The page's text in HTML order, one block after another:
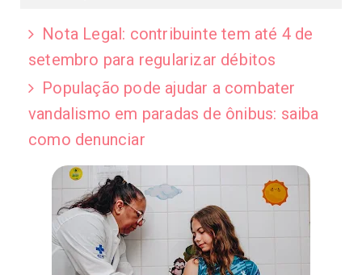
Nota Legal: contribuinte tem até 4 de
setembro para regularizar débitos
População pode ajudar a combater
vandalismo em paradas de ônibus: saiba
como denunciar